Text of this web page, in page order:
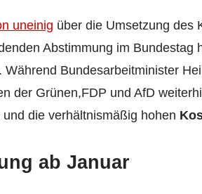
uneinig über die Umsetzung des
Abstimmung im
Bundesarbeitminister
der Grünen,FDP und AfD
und die verhältnismäßig hohen
ab Januar